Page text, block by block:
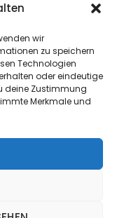
wir
zu speichern
Technologien
oder eindeutige
deine Zustimmung
Merkmale und
Sauerteig
Sesam